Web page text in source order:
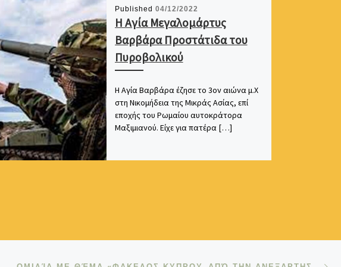
Published 04/12/2022
Η Αγία Μεγαλομάρτυς
Βαρβάρα Προστάτιδα του
Πυροβολικού
Η Αγία Βαρβάρα έζησε το 3ον αιώνα μ.Χ
στη Νικομήδεια της Μικράς Ασίας, επί
εποχής του Ρωμαίου αυτοκράτορα
Μαξιμιανού. Είχε για πατέρα […]